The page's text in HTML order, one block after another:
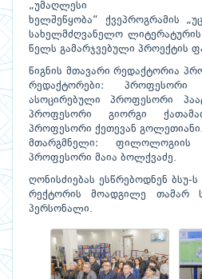
„უმაღლესი
ხელშეწყობა“ ქვეპროგრამის
სახელმძღვანელო ლიტერატურის
წელს გამარჯვებული პროექტის
წიგნის მთავარი რედაქტორია
რედაქტორები: პროფესორი
ასოცირებული პროფესორი
პროფესორი გიორგი
პროფესორი ქეთევან გოლეთიანი.
მთარგმნელი: ფილოლოგიის
პროფესორი მაია ბოლქვაძე.
ღონისძიებას ესწრებოდნენ ბსუ-
რექტორის მოადგილე თამარ
პერსონალი.